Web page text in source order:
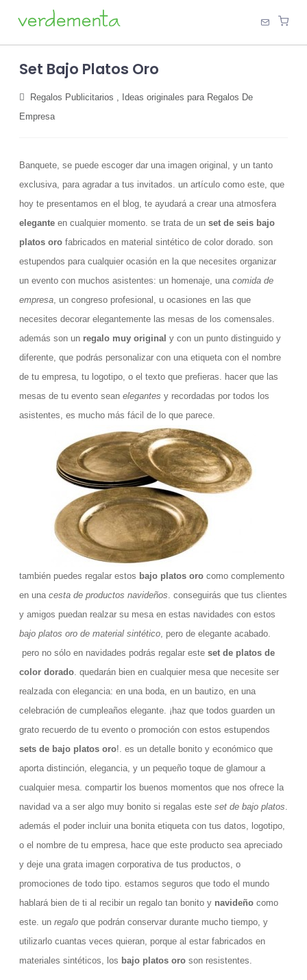
Set Bajo Platos Oro
Regalos Publicitarios
Ideas originales para Regalos De
Empresa
Banquete, se puede escoger dar una imagen original, y un tanto
exclusiva, para agradar a tus invitados. un artículo como este, que
hoy te presentamos en el blog, te ayudará a crear una atmosfera
elegante en cualquier momento. se trata de un set de seis bajo
platos oro fabricados en material sintético de color dorado. son
estupendos para cualquier ocasión en la que necesites organizar
un evento con muchos asistentes: un homenaje, una comida de
empresa , un congreso profesional, u ocasiones en las que
necesites decorar elegantemente las mesas de los comensales.
además son un regalo muy original y con un punto distinguido y
diferente, que podrás personalizar con una etiqueta con el nombre
de tu empresa, tu logotipo, o el texto que prefieras. hacer que las
mesas de tu evento sean elegantes y recordadas por todos los
asistentes, es mucho más fácil de lo que parece.
también puedes regalar estos bajo platos oro como complemento
en una cesta de productos navideños . conseguirás que tus clientes
y amigos puedan realzar su mesa en estas navidades con estos
bajo platos oro de material sintético , pero de elegante acabado.
pero no sólo en navidades podrás regalar este set de platos de
color dorado . quedarán bien en cualquier mesa que necesite ser
realzada con elegancia: en una boda, en un bautizo, en una
celebración de cumpleaños elegante. ¡haz que todos guarden un
grato recuerdo de tu evento o promoción con estos estupendos
sets de bajo platos oro!. es un detalle bonito y económico que
aporta distinción, elegancia, y un pequeño toque de glamour a
cualquier mesa. compartir los buenos momentos que nos ofrece la
navidad va a ser algo muy bonito si regalas este set de bajo platos
además el poder incluir una bonita etiqueta con tus datos, logotipo,
o el nombre de tu empresa, hace que este producto sea apreciado
y deje una grata imagen corporativa de tus productos, o
promociones de todo tipo. estamos seguros que todo el mundo
hablará bien de ti al recibir un regalo tan bonito y navideño como
este. un regalo que podrán conservar durante mucho tiempo, y
utilizarlo cuantas veces quieran, porque al estar fabricados en
materiales sintéticos, los bajo platos oro son resistentes.